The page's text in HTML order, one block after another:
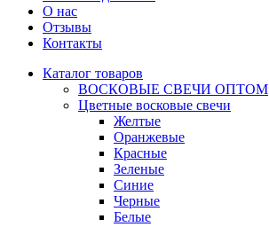
О нас
Отзывы
Контакты
Каталог товаров
ВОСКОВЫЕ СВЕЧИ ОПТОМ
Цветные восковые свечи
Желтые
Оранжевые
Красные
Зеленые
Синие
Черные
Белые